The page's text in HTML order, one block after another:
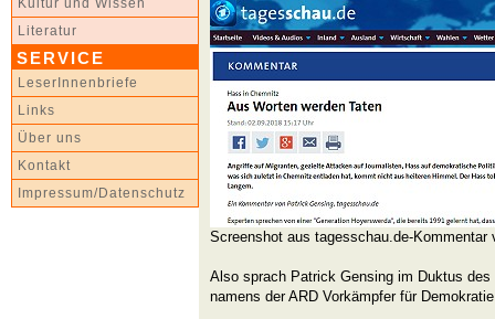
Kultur und Wissen
Literatur
SERVICE
LeserInnenbriefe
Links
Über uns
Kontakt
Impressum/Datenschutz
Screenshot aus tagesschau.de-Kommentar
Also sprach Patrick Gensing im Duktus
namens der ARD Vorkämpfer für